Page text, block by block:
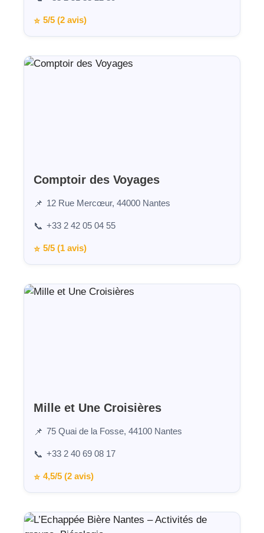
⭐ 5/5 (2 avis)
Comptoir des Voyages
📌 12 Rue Mercœur, 44000 Nantes
📞 +33 2 42 05 04 55
⭐ 5/5 (1 avis)
Mille et Une Croisières
📌 75 Quai de la Fosse, 44100 Nantes
📞 +33 2 40 69 08 17
⭐ 4,5/5 (2 avis)